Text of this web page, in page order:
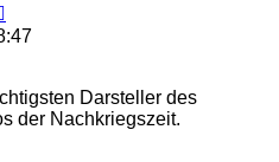
Beitrag
Darsteller des
der Nachkriegszeit.